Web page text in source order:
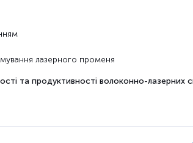
лазерного променя
та продуктивності волоконно-